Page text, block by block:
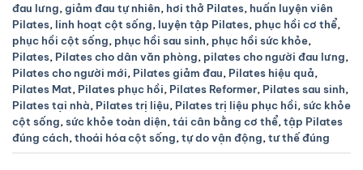
đau lưng,giảm đau tự nhiên, hơi thở Pilates, huấn luyện viên
Pilates, linh hoạt cột sống, luyện tập Pilates, phục hồi cơ thể,
phục hồi cột sống, phục hồi sau sinh, phục hồi sức khỏe,
Pilates, Pilates cho dân văn phòng, pilates cho người đau lưng,
Pilates cho người mới, Pilates giảm đau, Pilates hiệu quả,
Pilates Mat, Pilates phục hồi, Pilates Reformer, Pilates sau sinh,
Pilates tại nhà, Pilates trị liệu, Pilates trị liệu phục hồi,sức khỏe
cột sống,sức khỏe toàn diện,tái cân bằng cơ thể,tập Pilates
đúng cách,thoái hóa cột sống,tự do vận động,tư thế đúng